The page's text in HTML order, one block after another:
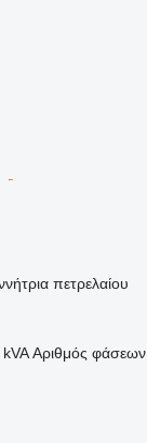
πετρελαίου
Αριθμός φάσεων